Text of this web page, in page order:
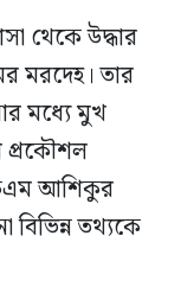
থেকে উদ্ধার
মরদেহ। তার
মধ্যে মুখ
প্রকৌশল
আশিকুর
বিভিন্ন তথ্যকে